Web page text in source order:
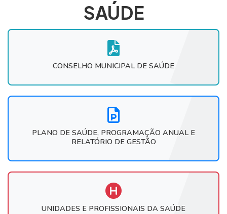
SAÚDE
CONSELHO MUNICIPAL DE SAÚDE
PLANO DE SAÚDE, PROGRAMAÇÃO ANUAL E
RELATÓRIO DE GESTÃO
UNIDADES E PROFISSIONAIS DA SAÚDE